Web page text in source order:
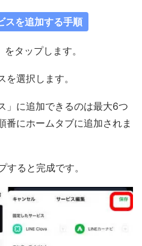
スを追加する手順
タップします。
選択します。
」に追加できるのは最大6つ
番にホームタブに追加されま
すると完成です。